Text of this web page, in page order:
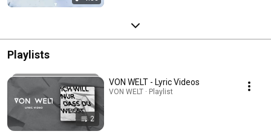
Playlists
2
VON WELT - Lyric Videos
VON WELT · Playlist